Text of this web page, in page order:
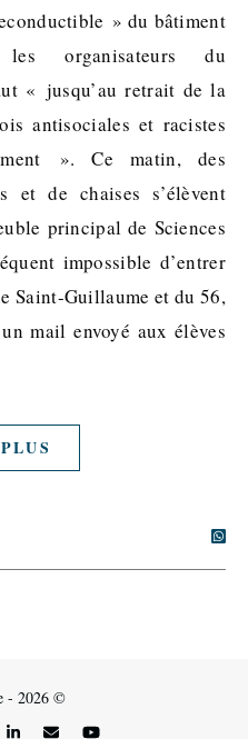
» du bâtiment
organisateurs du
« jusqu’au retrait de la
antisociales et racistes
». Ce matin, des
et de chaises s’élèvent
principal de Sciences
impossible d’entrer
Saint-Guillaume et du 56,
mail envoyé aux élèves
- 2026 ©